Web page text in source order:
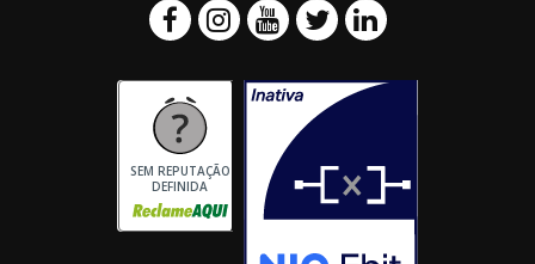
SEM REPUTAÇÃO
DEFINIDA